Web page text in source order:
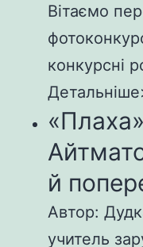
Вітаємо
конкурсні
й
Автор:
учитель